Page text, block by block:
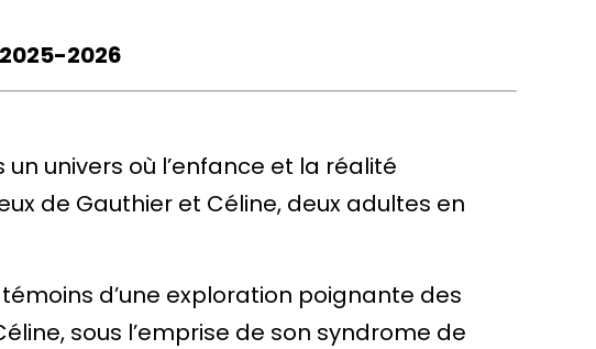
2025-2026
univers où l’enfance et la réalité
de Gauthier et Céline, deux adultes en
d’une exploration poignante des
sous l’emprise de son syndrome de